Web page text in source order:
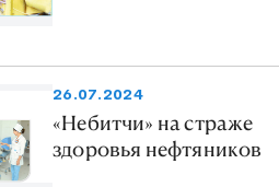
26.07.2024
«Небитчи» на страже
здоровья нефтяников